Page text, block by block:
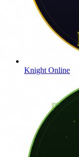
Knight Online